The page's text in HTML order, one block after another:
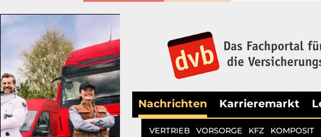
Nachrichten Karrieremarkt
VERTRIEB VORSORGE KFZ KOMPOSIT